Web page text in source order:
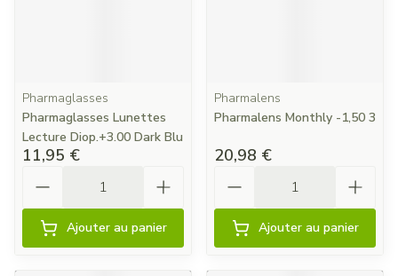
Pharmaglasses
Pharmaglasses Lunettes
Lecture Diop.+3.00 Dark Blu
11,95 €
Ajouter au panier
Pharmalens
Pharmalens Monthly -1,50 3
20,98 €
Ajouter au panier